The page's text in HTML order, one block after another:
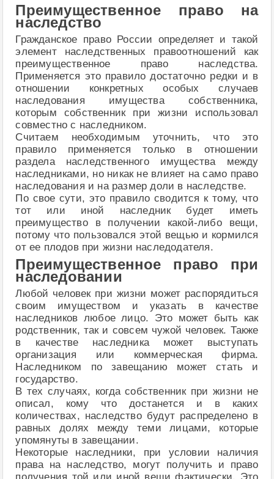
Преимущественное право на
наследство
Гражданское право России определяет и такой
элемент наследственных правоотношений как
преимущественное право наследства.
Применяется это правило достаточно редки и в
отношении конкретных особых случаев
наследования имущества собственника,
которым собственник при жизни использовал
совместно с наследником.
Считаем необходимым уточнить, что это
правило применяется только в отношении
раздела наследственного имущества между
наследниками, но никак не влияет на само право
наследования и на размер доли в наследстве.
По свое сути, это правило сводится к тому, что
тот или иной наследник будет иметь
преимущество в получении какой-либо вещи,
потому что пользовался этой вещью и кормился
от ее плодов при жизни наследодателя.
Преимущественное право при
наследовании
Любой человек при жизни может распорядиться
своим имуществом и указать в качестве
наследников любое лицо. Это может быть как
родственник, так и совсем чужой человек. Также
в качестве наследника может выступать
организация или коммерческая фирма.
Наследником по завещанию может стать и
государство.
В тех случаях, когда собственник при жизни не
описал, кому что достанется и в каких
количествах, наследство будут распределено в
равных долях между теми лицами, которые
упомянуты в завещании.
Некоторые наследники, при условии наличия
права на наследство, могут получить и право